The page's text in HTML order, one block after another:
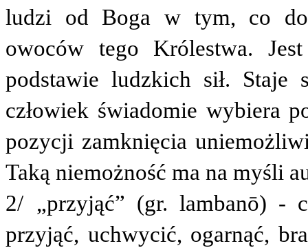
ludzi od Boga w tym, co
owoców tego Królestwa.
podstawie ludzkich sił. Staje
człowiek świadomie wybiera
pozycji zamknięcia
Taką niemożność ma na myśli
2/ „przyjąć” (gr. lambanō) -
przyjąć, uchwycić, ogarnąć,